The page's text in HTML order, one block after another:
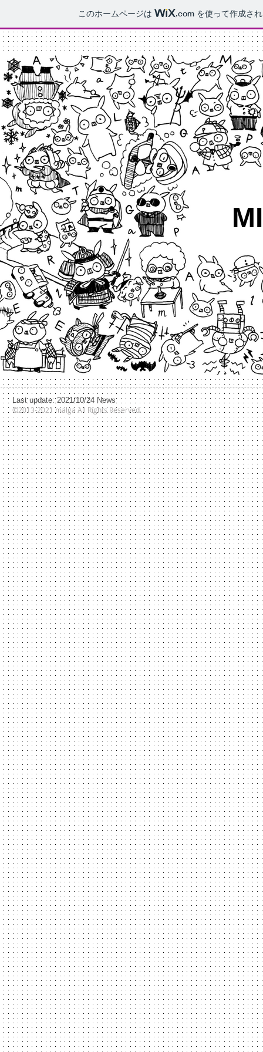
このホームページは .com を使って作成さ
​Last update: 2021/10/24 News
©2013-2021 malga All Rights Reserved.